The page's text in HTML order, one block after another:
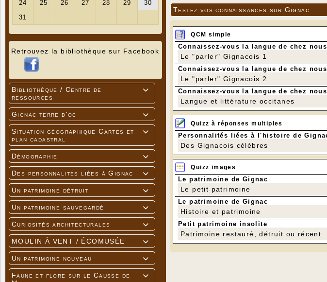
Retrouvez la bibliothèque sur Facebook

Bibliothèque / Centre de
ressources

Gignac terre d'oc

Situation géographique Cartes et
plan cadastral

Démographie

Des personnalités liées à Gignac

Un patrimoine détruit

Un patrimoine sauvegardé

Curiosités architecturales

MOULIN À VENT / ÉCOMUSÉE

Un patrimoine nouveau

Faune et flore sur le Causse de
Testez vos connaissances sur Gignac
QCM simple
Connaissez-vous la langue de chez
Le "parler" Gignacois 1
Connaissez-vous la langue de chez
Le "parler" Gignacois 2
Connaissez-vous la langue de chez
Langue et littérature occitanes
Quizz à réponses multiples
Personnalités liées à l'histoire de
Des Gignacois célèbres
Quizz images
Le patrimoine de Gignac
Le petit patrimoine
Le patrimoine de Gignac
Histoire et patrimoine
Petit patrimoine insolite
Patrimoine restauré, détruit ou récent